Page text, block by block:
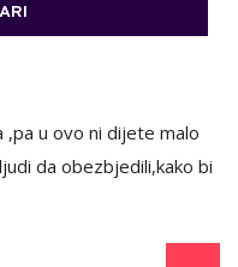
,pa u ovo ni dijete malo
da obezbjedili,kako bi